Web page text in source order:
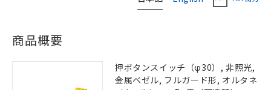
商品概要
押ボタンスイッチ（φ30）, 非照光,
金属ベゼル, フルガード形, オルタネ